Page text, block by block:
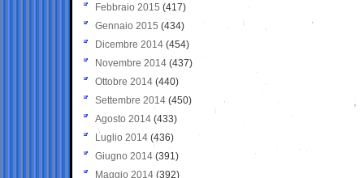
Febbraio 2015 (417)
Gennaio 2015 (434)
Dicembre 2014 (454)
Novembre 2014 (437)
Ottobre 2014 (440)
Settembre 2014 (450)
Agosto 2014 (433)
Luglio 2014 (436)
Giugno 2014 (391)
Maggio 2014 (392)